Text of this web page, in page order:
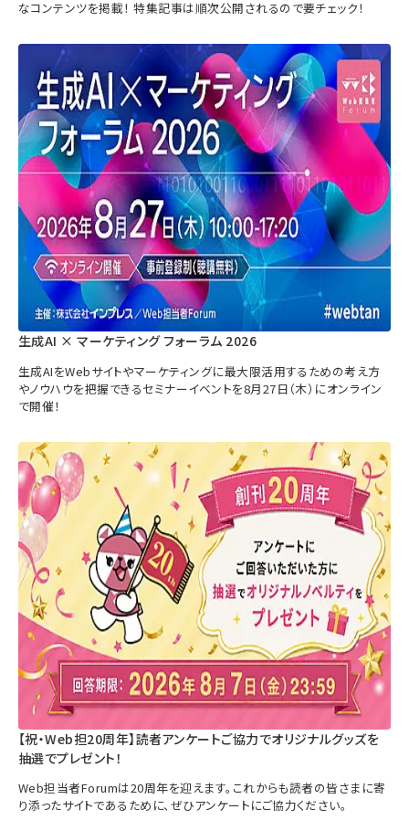
なコンテンツを掲載！ 特集記事は順次公開されるので要チェック！
生成AI × マーケティング フォーラム 2026
生成AIをWebサイトやマーケティングに最大限活用するための考え方
やノウハウを把握できるセミナーイベントを8月27日（木）にオンライン
で開催！
【祝・Web担20周年】読者アンケートご協力でオリジナルグッズを
抽選でプレゼント！
Web担当者Forumは20周年を迎えます。これからも読者の皆さまに寄
り添ったサイトであるために、ぜひアンケートにご協力ください。